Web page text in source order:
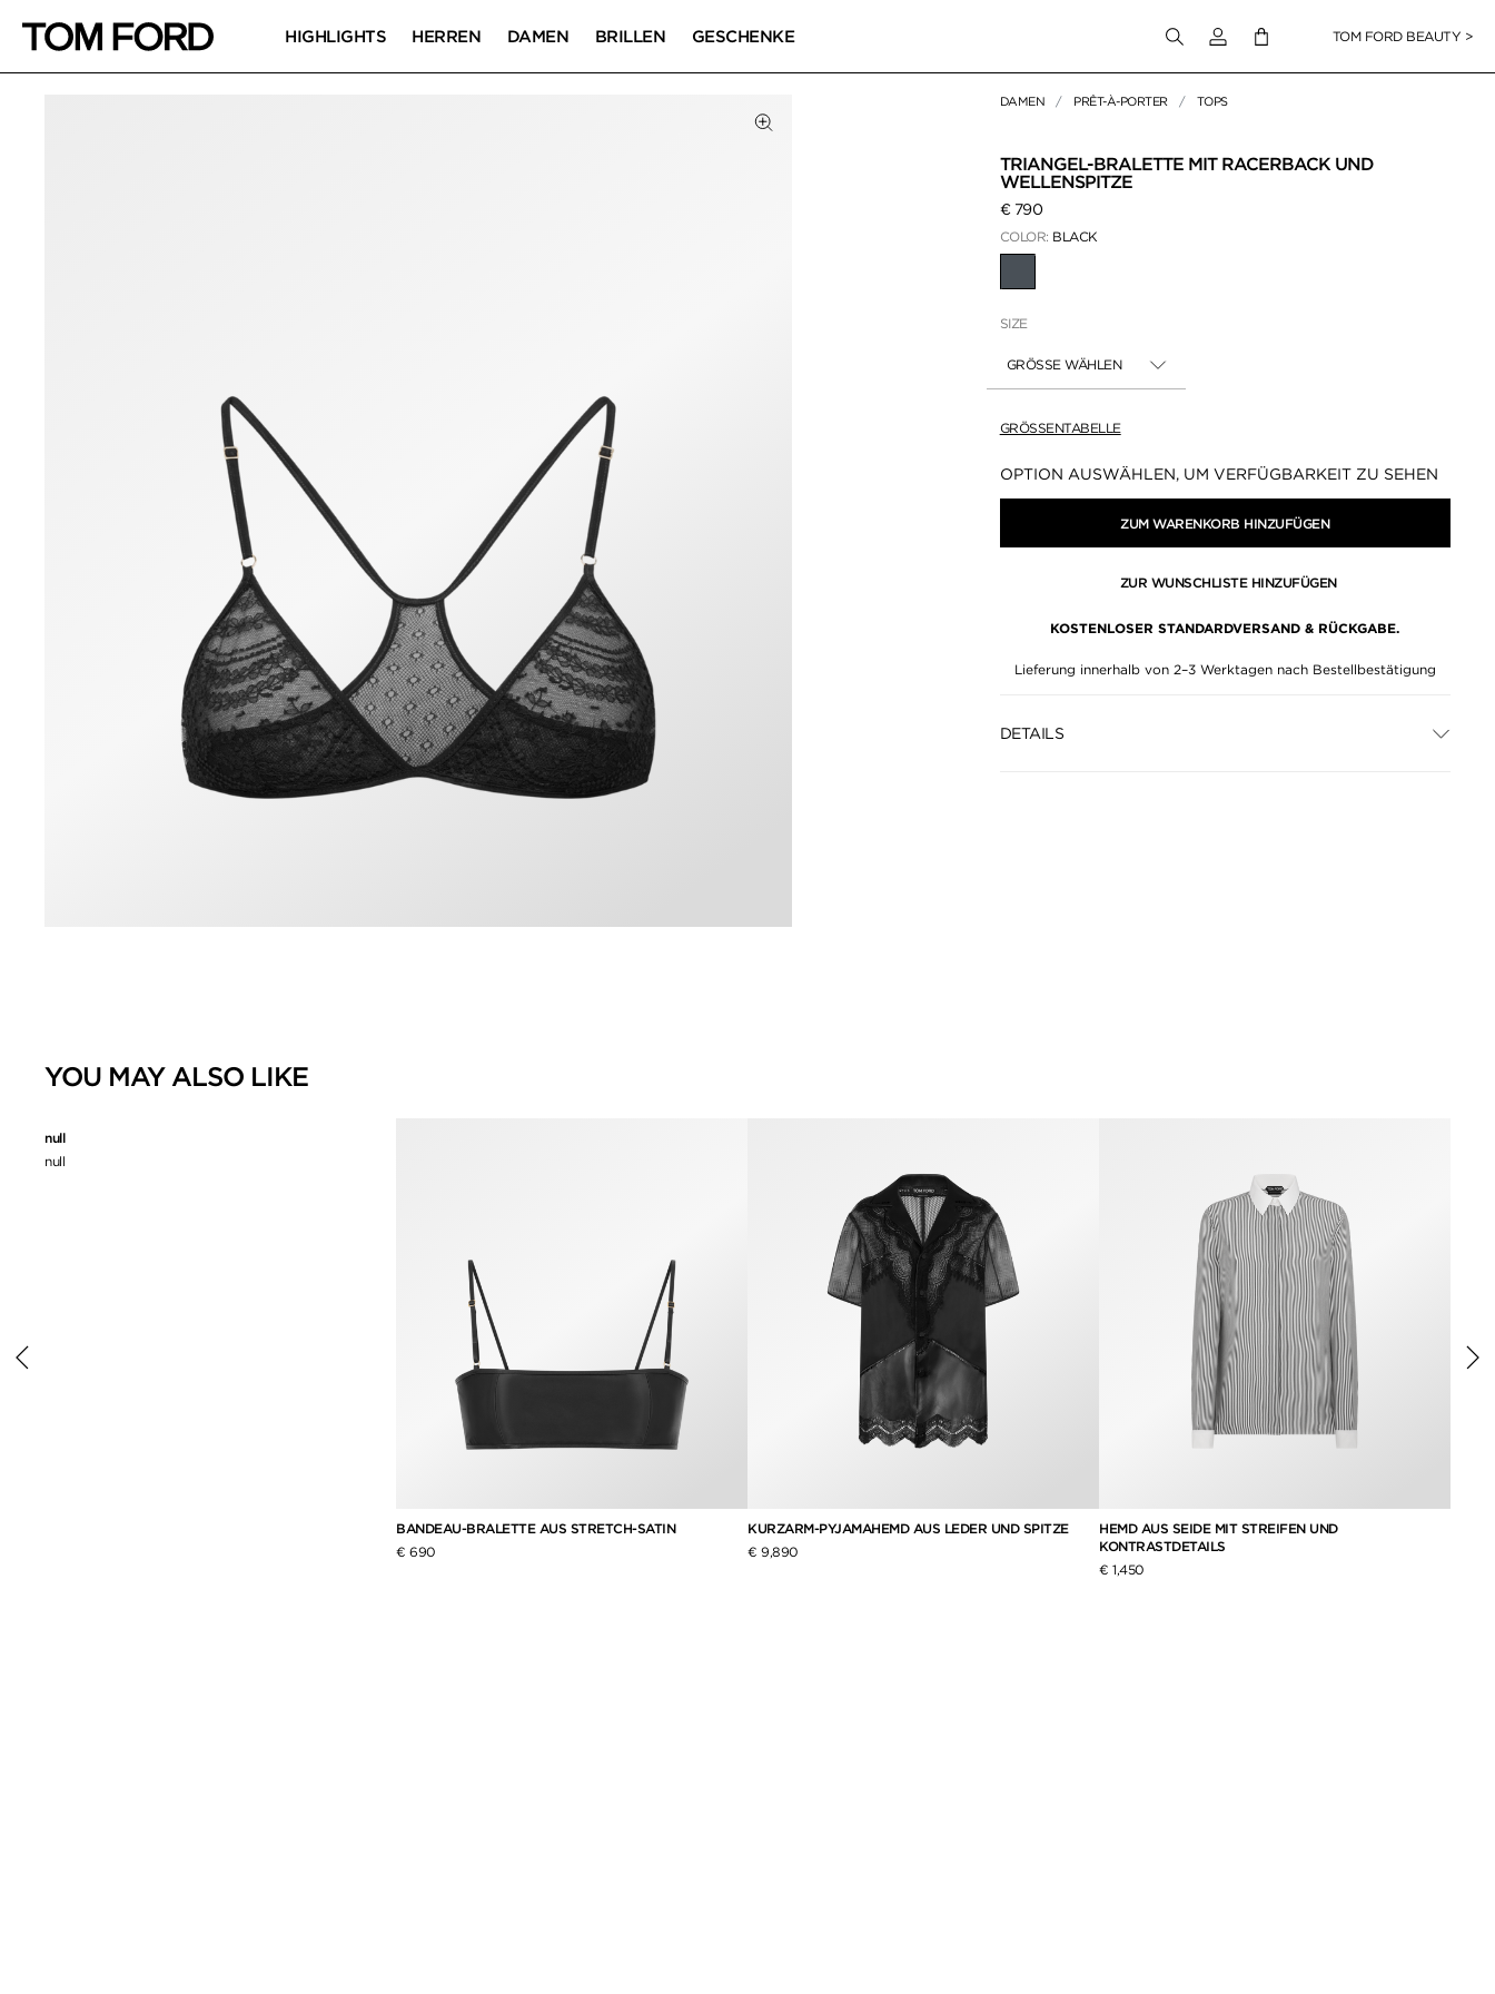
HIGHLIGHTS HERREN DAMEN BRILLEN GESCHENKE Melden Sie sich bei Ihrem Konto an
TOM FORD BEAUTY >
DAMEN PRÊT-À-PORTER TOPS
TRIANGEL-BRALETTE MIT RACERBACK UND
WELLENSPITZE
€ 790
COLOR: BLACK
SIZE
GRÖSSE WÄHLEN
GRÖSSENTABELLE
Verfügbarkeit:
OPTION AUSWÄHLEN, UM VERFÜGBARKEIT ZU SEHEN
ZUM WARENKORB HINZUFÜGEN
ZUR WUNSCHLISTE HINZUFÜGEN
KOSTENLOSER STANDARDVERSAND & RÜCKGABE.
Lieferung innerhalb von 2–3 Werktagen nach Bestellbestätigung
DETAILS
YOU MAY ALSO LIKE
null
null
BANDEAU-BRALETTE AUS STRETCH-SATIN
€ 690
KURZARM-PYJAMAHEMD AUS LEDER UND SPITZE
€ 9,890
HEMD AUS SEIDE MIT STREIFEN UND
KONTRASTDETAILS
€ 1,450